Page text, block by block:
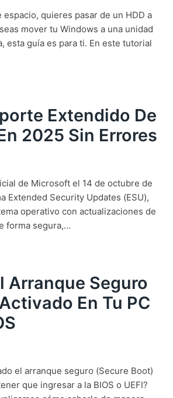
quieres pasar de un HDD a
mover tu Windows a una unidad
esta guía es para ti. En este tutorial
Extendido De
2025 Sin Errores
de Microsoft el 14 de octubre de
Extended Security Updates (ESU),
operativo con actualizaciones de
forma segura,...
Arranque Seguro
En Tu PC
el arranque seguro (Secure Boot)
que ingresar a la BIOS o UEFI?